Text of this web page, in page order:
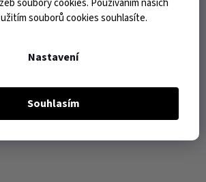
soubory cookies. Používáním našich
souborů cookies souhlasíte.
Nastavení
Souhlasím